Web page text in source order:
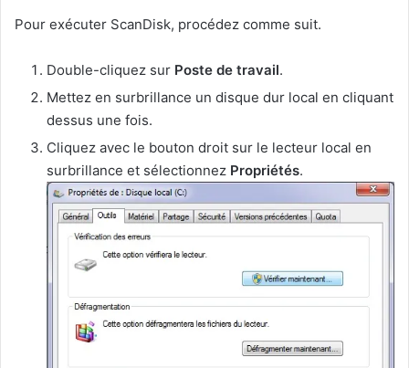
Pour exécuter ScanDisk, procédez comme suit.
Double-cliquez sur Poste de travail.
Mettez en surbrillance un disque dur local en cliquant
dessus une fois.
Cliquez avec le bouton droit sur le lecteur local en
surbrillance et sélectionnez Propriétés.